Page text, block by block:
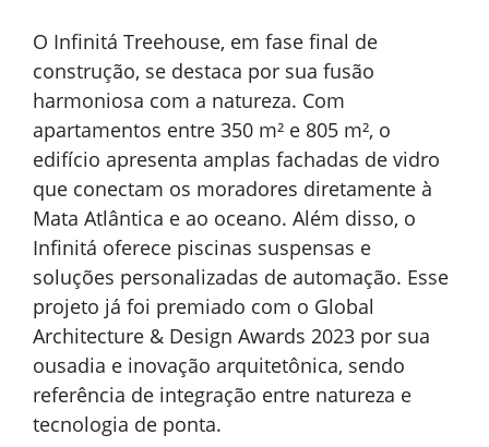
O Infinitá Treehouse, em fase final de
construção, se destaca por sua fusão
harmoniosa com a natureza. Com
apartamentos entre 350 m² e 805 m², o
edifício apresenta amplas fachadas de vidro
que conectam os moradores diretamente à
Mata Atlântica e ao oceano. Além disso, o
Infinitá oferece piscinas suspensas e
soluções personalizadas de automação. Esse
projeto já foi premiado com o Global
Architecture & Design Awards 2023 por sua
ousadia e inovação arquitetônica, sendo
referência de integração entre natureza e
tecnologia de ponta.